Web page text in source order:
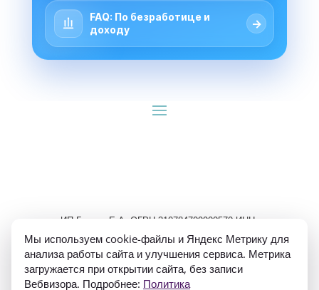
FAQ: По безработице и
доходу
→
ИП Гуляев Е.А. ОГРН 310784709900570 ИНН
Мы используем cookie-файлы и Яндекс Метрику для
анализа работы сайта и улучшения сервиса. Метрика
загружается при открытии сайта, без записи
Вебвизора. Подробнее: Политика